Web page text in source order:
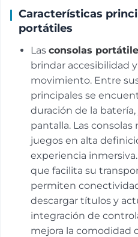
Características
portátiles
Las consolas
brindar accesibilidad
movimiento. Entre
principales se
duración de la
pantalla. Las
juegos en alta
experiencia
que facilita su
permiten
descargar títulos y
integración de
mejora la comodidad